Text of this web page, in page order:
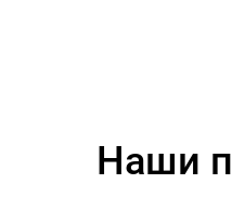
Наши